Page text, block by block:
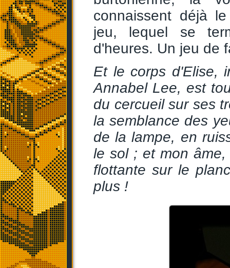
connaissent déjà
jeu, lequel se
d'heures. Un jeu de
Et le corps d'Elise,
Annabel Lee, est
du cercueil sur ses
la semblance des
de la lampe, en
le sol ; et mon
flottante sur le
plus !